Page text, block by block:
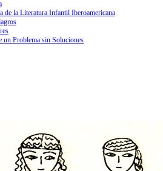
de la Literatura Infantil Iberoamericana
un Problema sin Soluciones